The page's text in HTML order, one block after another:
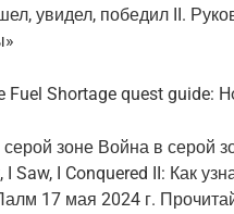
увидел, победил II.
зоне Война в серой
I Saw, I Conquered II: Как
17 мая 2024 г.